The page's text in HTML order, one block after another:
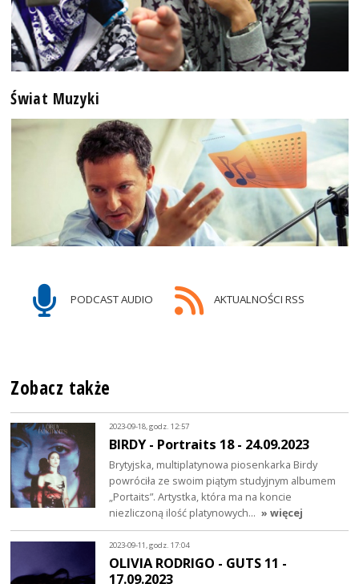
Świat Muzyki
PODCAST AUDIO AKTUALNOŚCI RSS
Zobacz także
2023-09-18, godz. 12:57
BIRDY - Portraits 18 - 24.09.2023
Brytyjska, multiplatynowa piosenkarka Birdy
powróciła ze swoim piątym studyjnym albumem
„Portaits”. Artystka, która ma na koncie
niezliczoną ilość platynowych… » więcej
2023-09-11, godz. 17:04
OLIVIA RODRIGO - GUTS 11 -
17.09.2023